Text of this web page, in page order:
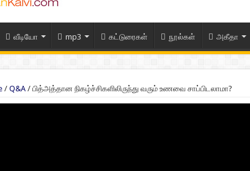
வீடியோ mp3 கட்டுரைகள் நூல்கள் அகீதா
/ Q&A / பித்அத்தான நிகழ்ச்சிகளிலிருந்து வரும் உணவை சாப்பிடலாமா?